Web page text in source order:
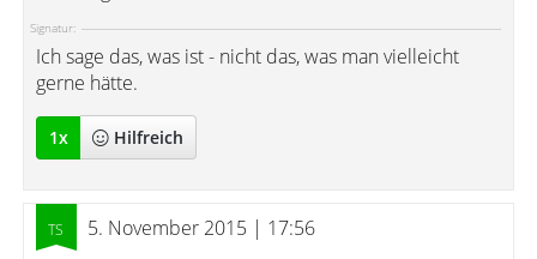
Signatur:
Ich sage das, was ist - nicht das, was man vielleicht
gerne hätte.
1x Hilfreich
5. November 2015 | 17:56